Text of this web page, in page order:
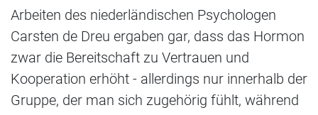
Arbeiten des niederländischen Psychologen
Carsten de Dreu ergaben gar, dass das Hormon
zwar die Bereitschaft zu Vertrauen und
Kooperation erhöht - allerdings nur innerhalb der
Gruppe, der man sich zugehörig fühlt, während